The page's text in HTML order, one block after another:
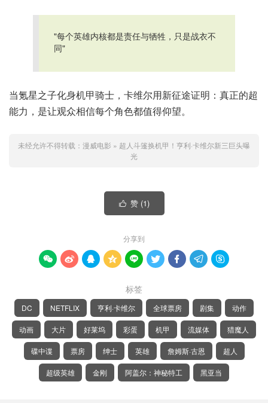
"每个英雄内核都是责任与牺牲，只是战衣不
同"
当氪星之子化身机甲骑士，卡维尔用新征途证明：真正的超
能力，是让观众相信每个角色都值得仰望。
未经允许不得转载： 漫威电影 » 超人斗篷换机甲！亨利·卡维尔新三巨头曝
光
 赞 (1)
分享到
        
标签
DC NETFLIX 亨利·卡维尔 全球票房 剧集 动作
动画 大片 好莱坞 彩蛋 机甲 流媒体 猎魔人
碟中谍 票房 绅士 英雄 詹姆斯·古恩 超人
超级英雄 金刚 阿盖尔：神秘特工 黑亚当